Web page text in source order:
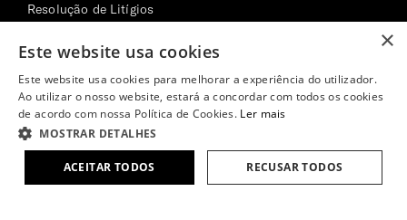
62,00€ | 30%
43,40€
EM STOCK
ADICIONAR AO
CARRINHO
Resolução de Litígios
Online
JUNTA-TE A NÓS!
×
Este website usa cookies
Este website usa cookies para melhorar a experiência do utilizador.
Ao utilizar o nosso website, estará a concordar com todos os cookies
de acordo com nossa Política de Cookies. Ler mais
MOSTRAR DETALHES
ACEITAR TODOS RECUSAR TODOS